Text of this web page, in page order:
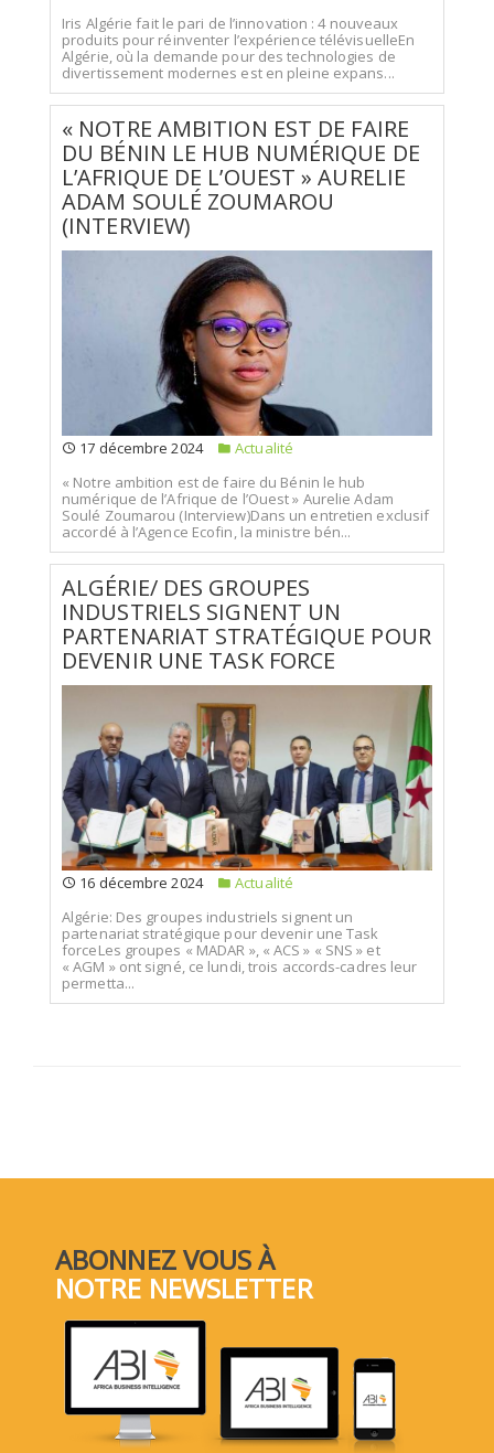
Iris Algérie fait le pari de l’innovation : 4 nouveaux
produits pour réinventer l’expérience télévisuelleEn
Algérie, où la demande pour des technologies de
divertissement modernes est en pleine expans...
« NOTRE AMBITION EST DE FAIRE
DU BÉNIN LE HUB NUMÉRIQUE DE
L’AFRIQUE DE L’OUEST » AURELIE
ADAM SOULÉ ZOUMAROU
(INTERVIEW)
17 décembre 2024
Actualité
« Notre ambition est de faire du Bénin le hub
numérique de l’Afrique de l’Ouest » Aurelie Adam
Soulé Zoumarou (Interview)Dans un entretien exclusif
accordé à l’Agence Ecofin, la ministre bén...
ALGÉRIE/ DES GROUPES
INDUSTRIELS SIGNENT UN
PARTENARIAT STRATÉGIQUE POUR
DEVENIR UNE TASK FORCE
16 décembre 2024
Actualité
Algérie: Des groupes industriels signent un
partenariat stratégique pour devenir une Task
forceLes groupes « MADAR », « ACS » « SNS » et
« AGM » ont signé, ce lundi, trois accords-cadres leur
permetta...
ABONNEZ VOUS À
NOTRE NEWSLETTER